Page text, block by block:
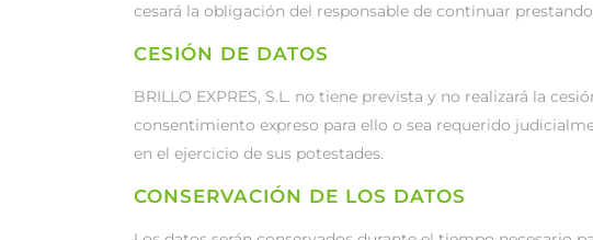
cesará la obligación del responsable de continuar
CESIÓN DE DATOS
BRILLO EXPRES, S.L. no tiene prevista y no realizará la
consentimiento expreso para ello o sea requerido
en el ejercicio de sus potestades.
CONSERVACIÓN DE LOS DATOS